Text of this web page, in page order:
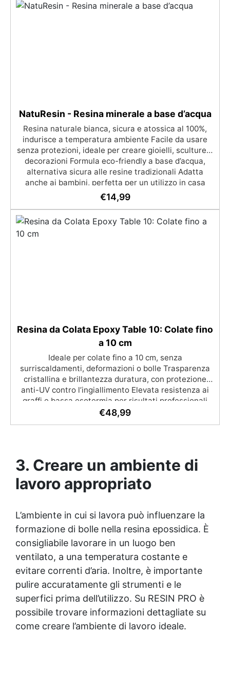
raggi UV, duraturo e con finitura lucida o satinata. ✅
NatuResin - Resina minerale a base d’acqua
Resina naturale bianca, sicura e atossica al 100%,
indurisce a temperatura ambiente Facile da usare
senza protezioni, ideale per creare gioielli, sculture e
decorazioni Formula eco-friendly a base d’acqua,
alternativa sicura alle resine tradizionali Adatta
anche ai bambini, perfetta per un utilizzo in casa
senza rischi Multiuso e versatile, pronta in soli 30
minuti per creazioni rapide e personalizzabili.
€14,99
Resina da Colata Epoxy Table 10: Colate fino
a 10 cm
Ideale per colate fino a 10 cm, senza
surriscaldamenti, deformazioni o bolle Trasparenza
cristallina e brillantezza duratura, con protezione
anti-UV contro l’ingiallimento Elevata resistenza ai
graffi e bassa esotermia per risultati professionali
senza compromessi Facile da applicare, grazie alla
€48,99
3. Creare un ambiente di
lavoro appropriato
L’ambiente in cui si lavora può influenzare la
formazione di bolle nella resina epossidica. È
consigliabile lavorare in un luogo ben
ventilato, a una temperatura costante e
evitare correnti d’aria. Inoltre, è importante
pulire accuratamente gli strumenti e le
superfici prima dell’utilizzo. Su RESIN PRO è
possibile trovare informazioni dettagliate su
come creare l’ambiente di lavoro ideale.